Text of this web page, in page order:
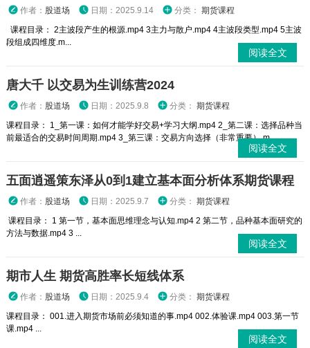
作者： 股道场 日期：2025.9.14 分类： 期货课程
课程目录： 2主波段产生的根源.mp4 3主力与散户.mp4 4主波段类型.mp4 5主波
段组成四维度.m...
阅读全文
唐大千 以交易为生训练营2024
作者： 股道场 日期：2025.9.8 分类： 期货课程
课程目录： 1_第一课：如何才能学好交易+学习大纲.mp4 2_第二课：选择品种当
前最适合的交易时间周期.mp4 3_第三课：交易方向选择（非常重要）.m...
阅读全文
五面逍遥策东泽从0到1建立基本面分析体系期货课程
作者： 股道场 日期：2025.9.7 分类： 期货课程
课程目录： 1 第一节，基本面思维理念与认知.mp4 2 第二节，品种基本面研究的
方法与数据.mp4 3 ...
阅读全文
期市人生 期货高胜率长短线体系
作者： 股道场 日期：2025.9.4 分类： 期货课程
课程目录： 001.进入期货市场前必须知道的事.mp4 002.体验课.mp4 003.第一节
课.mp4 ...
阅读全文